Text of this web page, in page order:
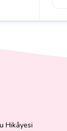
Hikâyesi